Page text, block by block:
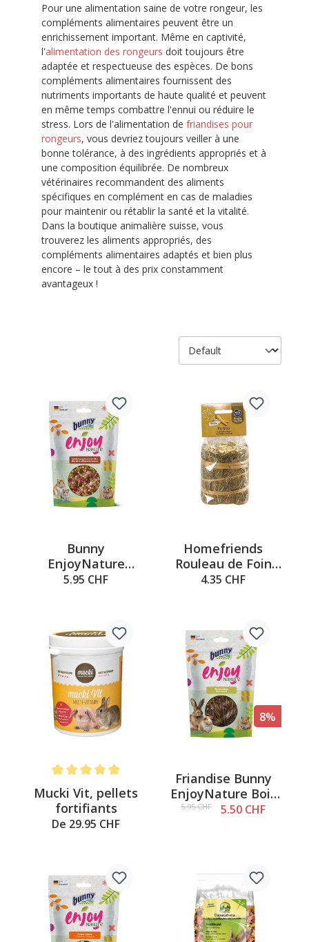
Pour une alimentation saine de votre rongeur, les
compléments alimentaires peuvent être un
enrichissement important. Même en captivité,
l'alimentation des rongeurs doit toujours être
adaptée et respectueuse des espèces. De bons
compléments alimentaires fournissent des
nutriments importants de haute qualité et peuvent
en même temps combattre l'ennui ou réduire le
stress. Lors de l'alimentation de friandises pour
rongeurs, vous devriez toujours veiller à une
bonne tolérance, à des ingrédients appropriés et à
une composition équilibrée. De nombreux
vétérinaires recommandent des aliments
spécifiques en complément en cas de maladies
pour maintenir ou rétablir la santé et la vitalité.
Dans la boutique animalière suisse, vous
trouverez les aliments appropriés, des
compléments alimentaires adaptés et bien plus
encore – le tout à des prix constamment
avantageux !
Bunny
EnjoyNature
mélange de vers à
5.95 CHF
Homefriends
Rouleau de Foin
avec panais et
4.35 CHF
Note moyenne de 5 sur 5 étoiles
Mucki Vit, pellets
fortifiants
De 29.95 CHF
8%
Friandise Bunny
EnjoyNature Bois
de poirier, 100g
5.95 CHF 5.50 CHF